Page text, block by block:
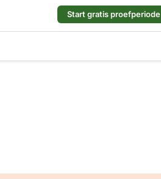
Start gratis proefperiode